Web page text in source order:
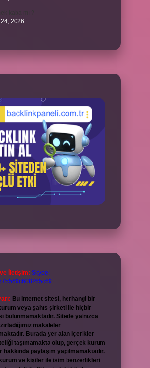
2026
İletişim: Skype:
Bu internet sitesi, herhangi bir
veya şahıs şirketi ile hiçbir
bulunmamaktadır. Sitede yalnızca
makaleler
Burada yer alan içerikler
taşımamakta olup, gerçek kurum
hakkında paylaşım yapılmamaktadır.
ve kişiler ile isim benzerlikleri